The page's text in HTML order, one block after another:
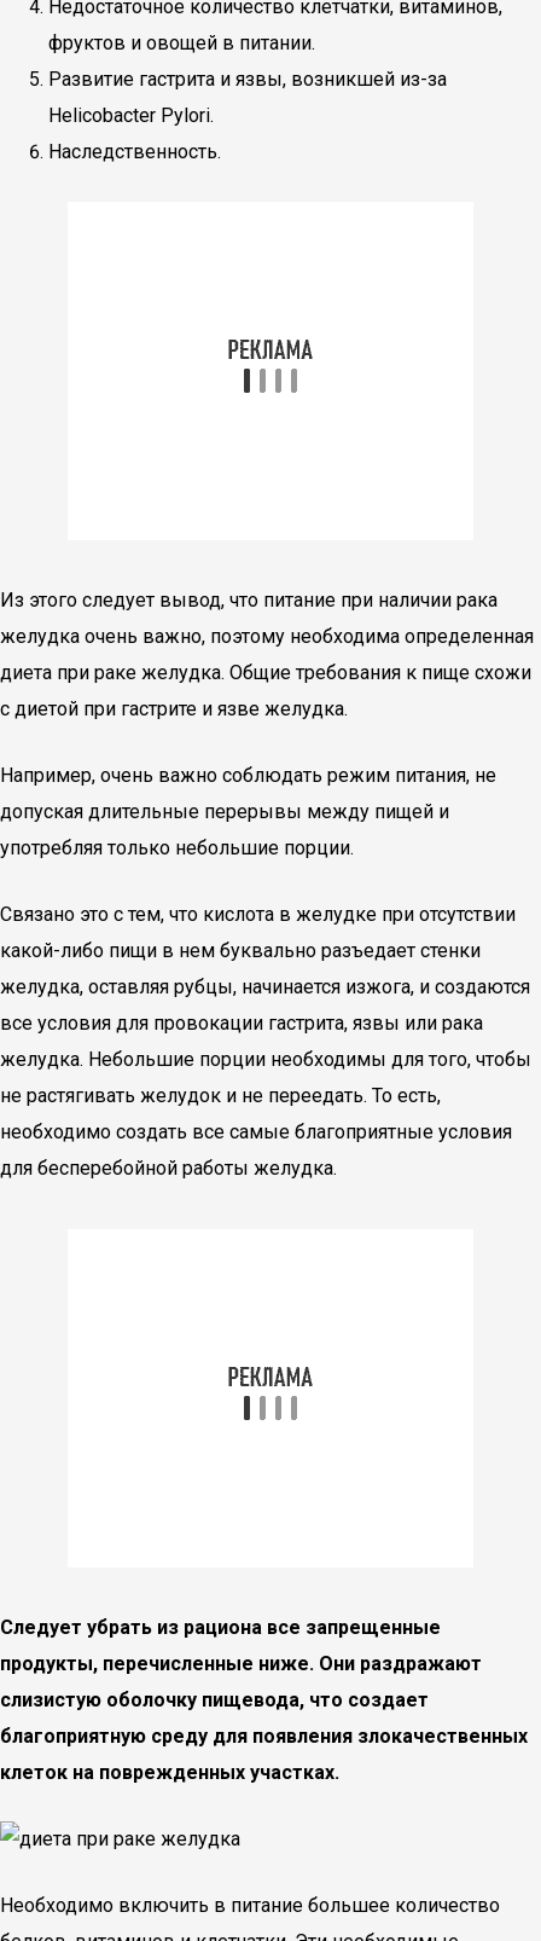
Недостаточное количество клетчатки, витаминов,
фруктов и овощей в питании.
Развитие гастрита и язвы, возникшей из-за
Helicobacter Pylori.
Наследственность.
Из этого следует вывод, что питание при наличии рака
желудка очень важно, поэтому необходима определенная
диета при раке желудка. Общие требования к пище схожи
с диетой при гастрите и язве желудка.
Например, очень важно соблюдать режим питания, не
допуская длительные перерывы между пищей и
употребляя только небольшие порции.
Связано это с тем, что кислота в желудке при отсутствии
какой-либо пищи в нем буквально разъедает стенки
желудка, оставляя рубцы, начинается изжога, и создаются
все условия для провокации гастрита, язвы или рака
желудка. Небольшие порции необходимы для того, чтобы
не растягивать желудок и не переедать. То есть,
необходимо создать все самые благоприятные условия
для бесперебойной работы желудка.
Следует убрать из рациона все запрещенные
продукты, перечисленные ниже. Они раздражают
слизистую оболочку пищевода, что создает
благоприятную среду для появления злокачественных
клеток на поврежденных участках.
Необходимо включить в питание большее количество